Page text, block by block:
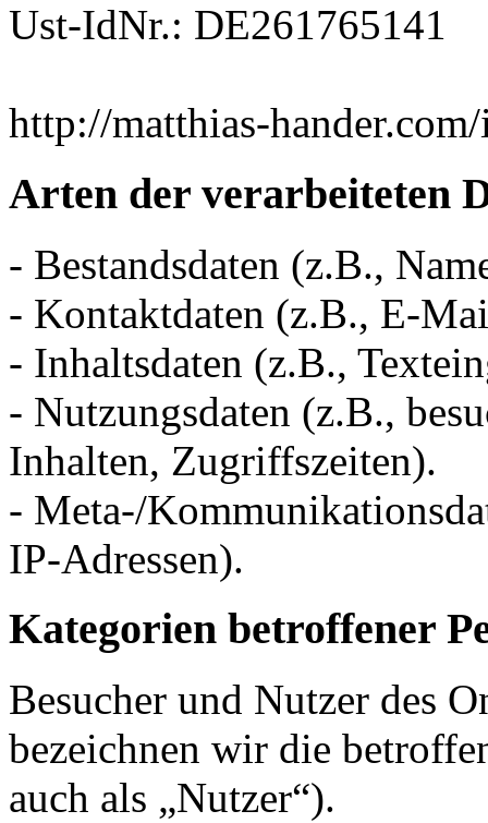
Ust-IdNr.: DE261765141
http://matthias-
Arten der verarbeiteten
- Bestandsdaten (z.B.,
- Kontaktdaten (z.B., E-
- Inhaltsdaten (z.B.,
- Nutzungsdaten (z.B.,
Inhalten, Zugriffszeiten).
- Meta-/
IP-Adressen).
Kategorien betroffener
Besucher und Nutzer des
bezeichnen wir die
auch als „Nutzer“).